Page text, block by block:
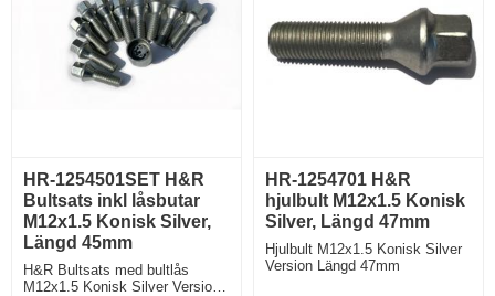
HR-1254501SET H&R
Bultsats inkl låsbutar
M12x1.5 Konisk Silver,
Längd 45mm
H&R Bultsats med bultlås
M12x1.5 Konisk Silver Version
HR-1254701 H&R
hjulbult M12x1.5 Konisk
Silver, Längd 47mm
Hjulbult M12x1.5 Konisk Silver
Version Längd 47mm